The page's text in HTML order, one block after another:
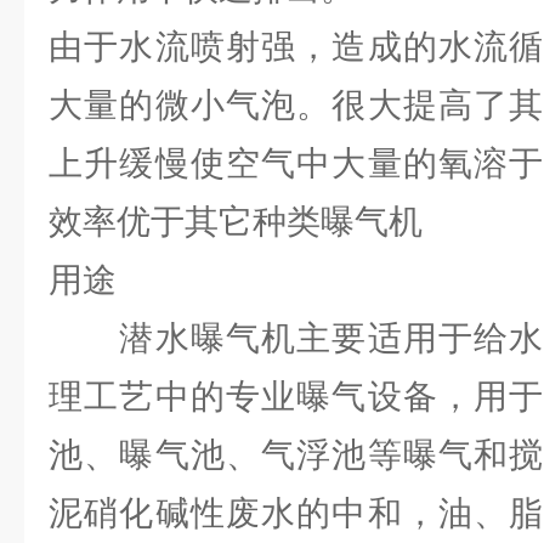
由于水流喷射强，造成的水流
大量的微小气泡。很大提高了
上升缓慢使空气中大量的氧溶
效率优于其它种类曝气机
用途
潜水曝气机主要适用于给水
理工艺中的专业曝气设备，用
池、曝气池、气浮池等曝气和
泥硝化碱性废水的中和，油、